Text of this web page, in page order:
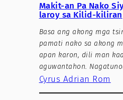
Makit-an Pa Nako
laroy sa Kilid-kiliran
Basa ang akong mga
pamati nako sa akong
apan karon, dili man
aguwantahon.
Cyrus Adrian Rom